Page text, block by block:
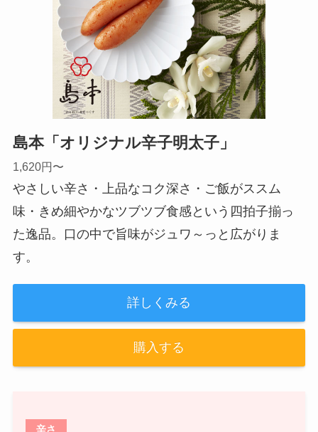
島本「オリジナル辛子明太子」
1,620円〜
やさしい辛さ・上品なコク深さ・ご飯がススム
味・きめ細やかなツブツブ食感という四拍子揃っ
た逸品。口の中で旨味がジュワ～っと広がりま
す。
詳しくみる
購入する
辛さ